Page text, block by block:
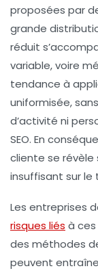
proposées par
grande
réduit
variable, voire
tendance à
uniformisée,
d’activité ni
SEO. En
cliente se
insuffisant sur le
Les entreprises
risques liés à
des méthodes
peuvent